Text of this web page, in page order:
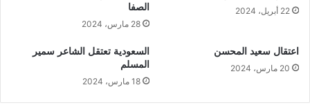
22 أبريل، 2024
الصفا
28 مارس، 2024
اعتقال سعيد المحسن
20 مارس، 2024
السعودية تعتقل الشاعر سمير
المسلم
18 مارس، 2024